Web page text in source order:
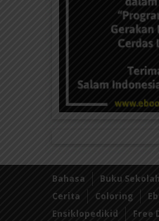
Bahasa Buku Sekolah
Cerita
Coloring
Ensiklopedikid
Free